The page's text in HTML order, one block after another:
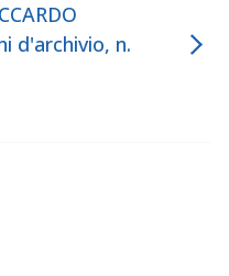
d'archivio, n.